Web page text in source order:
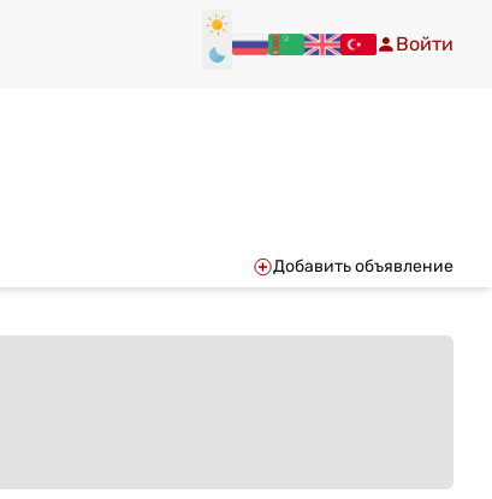
Войти
Добавить объявление